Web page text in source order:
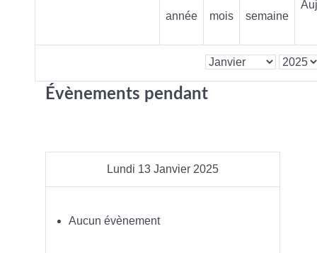
année
mois
semaine
Évènements pendant
Lundi 13 Janvier 2025
Aucun évènement